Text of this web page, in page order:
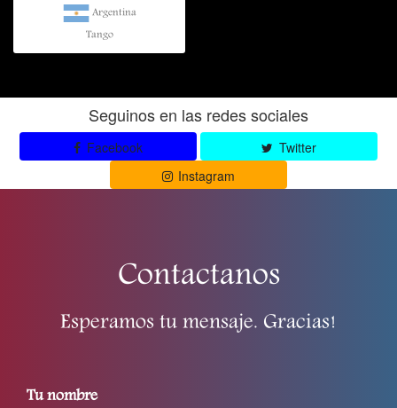
Argentina
Tango
Seguinos en las redes sociales
Facebook
Twitter
Instagram
Contactanos
Esperamos tu mensaje. Gracias!
Tu nombre